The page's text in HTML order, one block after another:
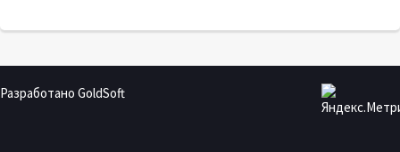
Разработано GoldSoft